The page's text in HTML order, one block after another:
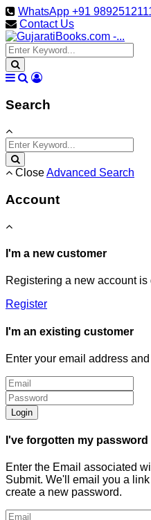
WhatsApp +91
Contact Us
Search
CloseAdvanced Search
Account
I'm a new customer
Registering a new account is
Register
I'm an existing customer
Enter your email address
Login
I've forgotten my password
Enter the Email associated
Submit. We'll email you a
create a new password.